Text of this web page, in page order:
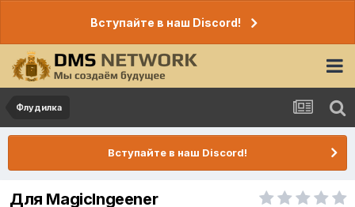
Вступайте в наш Discord!
Флудилка
Вступайте в наш Discord!
Для MagicIngeener